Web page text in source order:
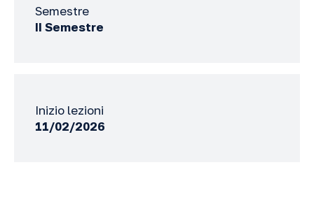
Semestre
II Semestre
Inizio lezioni
11/02/2026